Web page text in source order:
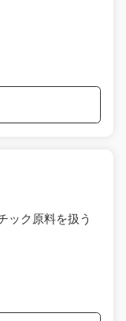
ック原料を扱う